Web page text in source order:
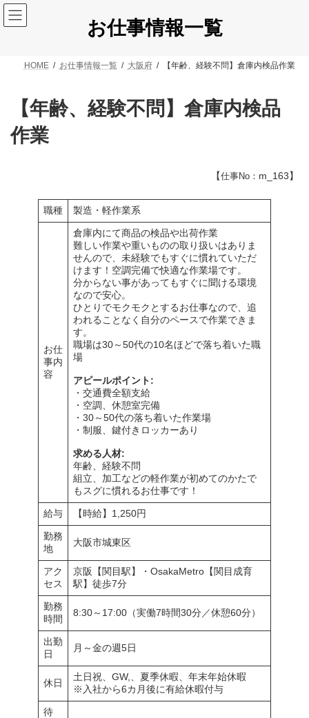
コ
ン
テ
ナ
ビ
ゲ
お仕事情報一覧
HOME お仕事情報一覧 大阪府 【年齢、経験不問】倉庫内検品作業
【年齢、経験不問】倉庫内検品
作業
【仕事No： m_163】
職種 製造・軽作業系
お仕
事内
容
倉庫内にて商品の検品や出荷作業
難しい作業や重いものの取り扱いはありま
せんので、未経験でもすぐに慣れていただ
けます！空調完備で快適な作業場です。
分からない事があってもすぐに聞ける環境
なので安心。
ひとりでモクモクとするお仕事なので、追
われることなく自分のペースで作業できま
す。
職場は30～50代の10名ほどで落ち着いた職
場
アピールポイント:
・交通費全額支給
・空調、休憩室完備
・30～50代の落ち着いた作業場
・制服、鍵付きロッカーあり
求める人材:
年齢、経験不問
組立、加工などの軽作業が初めてのかたで
もスグに慣れるお仕事です！
給与 【時給】1,250円
勤務
地
大阪市城東区
アク
セス
京阪【関目駅】・OsakaMetro【関目成育
駅】徒歩7分
勤務
時間
8:30～17:00（実働7時間30分／休憩60分）
出勤
日
月～金の週5日
休日
土日祝、GW,、夏季休暇、年末年始休暇
※入社から6カ月後に有給休暇付与
待